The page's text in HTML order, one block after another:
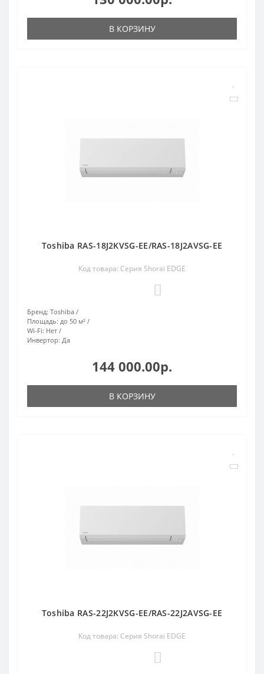
В КОРЗИНУ
Toshiba RAS-18J2KVSG-EE/RAS-18J2AVSG-EE
Код товара: Серия Shorai EDGE
Бренд: Toshiba
Площадь: до 50 м²
Wi-Fi: Нет
Инвертор: Да
144 000.00р.
В КОРЗИНУ
Toshiba RAS-22J2KVSG-EE/RAS-22J2AVSG-EE
Код товара: Серия Shorai EDGE